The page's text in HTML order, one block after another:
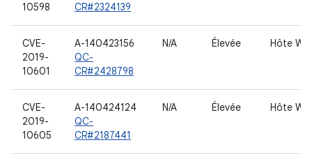
10598
CR#2324139
CVE-
2019-
10601
A-140423156
QC-
CR#2428798
N/A Élevée Hôte
CVE-
2019-
10605
A-140424124
QC-
CR#2187441
N/A Élevée Hôte